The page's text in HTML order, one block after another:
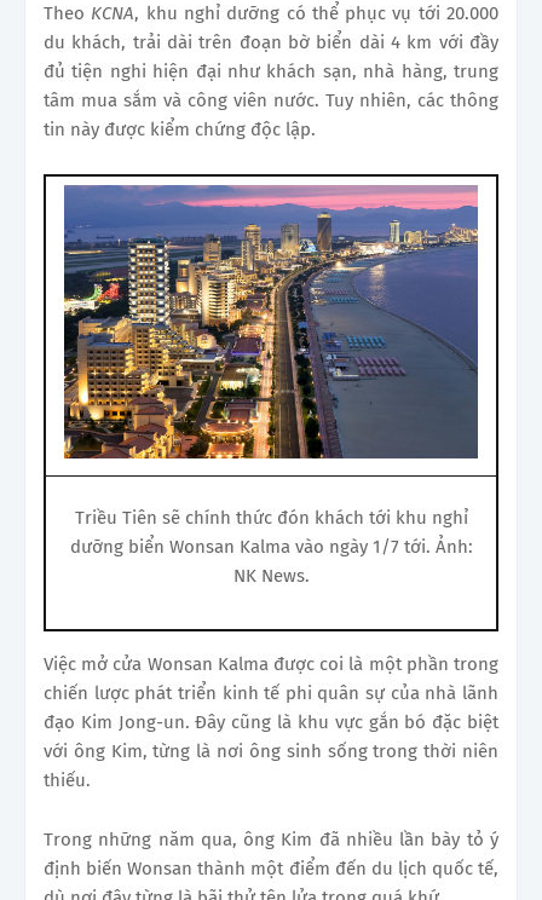
Theo KCNA, khu nghỉ dưỡng có thể phục vụ tới 20.000
du khách, trải dài trên đoạn bờ biển dài 4 km với đầy
đủ tiện nghi hiện đại như khách sạn, nhà hàng, trung
tâm mua sắm và công viên nước. Tuy nhiên, các thông
tin này được kiểm chứng độc lập.
Triều Tiên sẽ chính thức đón khách tới khu nghỉ
dưỡng biển Wonsan Kalma vào ngày 1/7 tới. Ảnh:
NK News.
Việc mở cửa Wonsan Kalma được coi là một phần trong
chiến lược phát triển kinh tế phi quân sự của nhà lãnh
đạo Kim Jong-un. Đây cũng là khu vực gắn bó đặc biệt
với ông Kim, từng là nơi ông sinh sống trong thời niên
thiếu.
Trong những năm qua, ông Kim đã nhiều lần bày tỏ ý
định biến Wonsan thành một điểm đến du lịch quốc tế,